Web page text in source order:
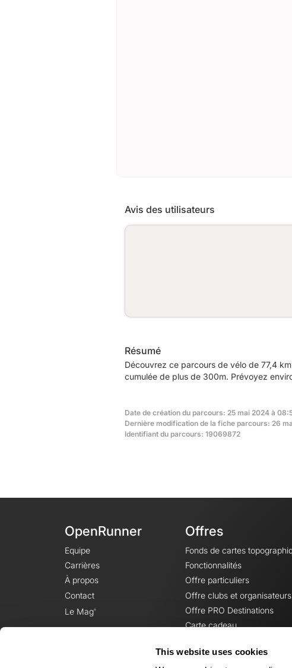
This website uses cookies
Avis des utilisateurs
Résumé
Découvrez ce parcours de vélo de 77,4
cumulée de plus de 300m. Prévoyez
Date de création du parcours: 25 mai 2024 à
Dernière modification de la fiche parcours: 26
Identifiant du parcours: 19069872
OpenRunner
Equipe
Carrières
À propos
Contact
Le Mag'
Offres
Fonds de cartes
Fonctionnalités
Offre particuliers
Offre clubs et organisateurs
Offre PRO Destinations
Carte cadeau